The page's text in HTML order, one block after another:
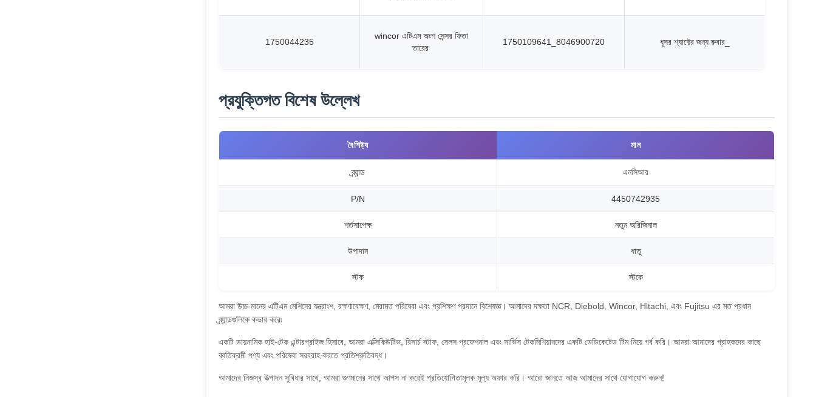
1750044235
wincor এটিএম অংশ সেন্সর ফিতা
তারের
1750109641_8046900720 ধূসর শ্যাফ্টের জন্য রুবার_
প্রযুক্তিগত বিশেষ উল্লেখ
বৈশিষ্ট্য মান
ব্র্যান্ড এনসিআর
P/N 4450742935
শর্তসাপেক্ষ নতুন অরিজিনাল
উপাদান ধাতু
স্টক স্টকে
আমরা উচ্চ-মানের এটিএম মেশিনের যন্ত্রাংশ, রক্ষণাবেক্ষণ, মেরামত পরিষেবা এবং প্রশিক্ষণ প্রদানে বিশেষজ্ঞ। আমাদের দক্ষতা NCR, Diebold, Wincor, Hitachi, এবং Fujitsu এর মত প্রধান
ব্র্যান্ডগুলিকে কভার করে৷
একটি ডায়নামিক হাই-টেক এন্টারপ্রাইজ হিসাবে, আমরা এক্সিকিউটিভ, রিসার্চ স্টাফ, সেলস প্রফেশনাল এবং সার্ভিস টেকনিশিয়ানদের একটি ডেডিকেটেড টিম নিয়ে গর্ব করি। আমরা আমাদের গ্রাহকদের কাছে
ব্যতিক্রমী পণ্য এবং পরিষেবা সরবরাহ করতে প্রতিশ্রুতিবদ্ধ।
আমাদের নিজস্ব উত্পাদন সুবিধার সাথে, আমরা গুণমানের সাথে আপস না করেই প্রতিযোগিতামূলক মূল্য অফার করি। আরো জানতে আজ আমাদের সাথে যোগাযোগ করুন!